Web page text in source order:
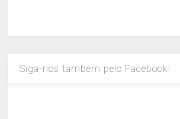
Siga-nos também pelo Facebook!